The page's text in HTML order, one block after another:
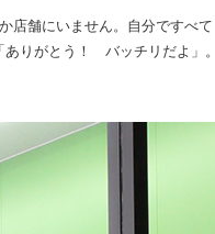
店舗にいません。自分ですべて
ありがとう！ バッチリだよ」。